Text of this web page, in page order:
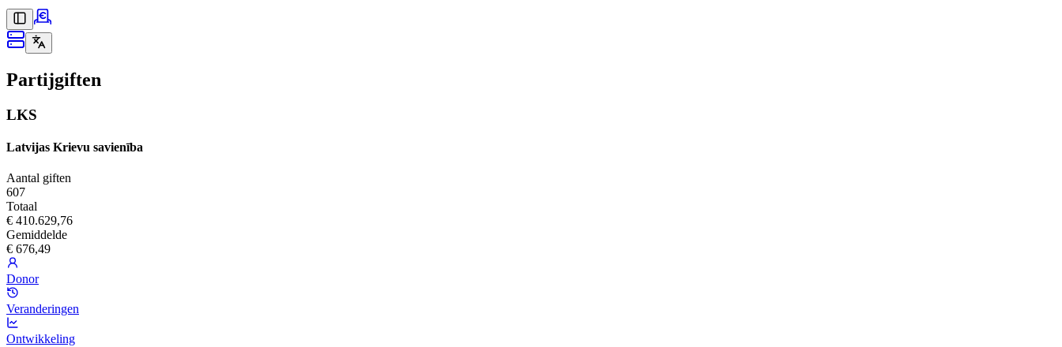
Partijgiften
LKS
Latvijas Krievu savienība
Aantal giften
607
Totaal
€ 410.629,76
Gemiddelde
€ 676,49
Donor
Veranderingen
Ontwikkeling